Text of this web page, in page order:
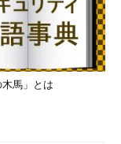
木馬」とは